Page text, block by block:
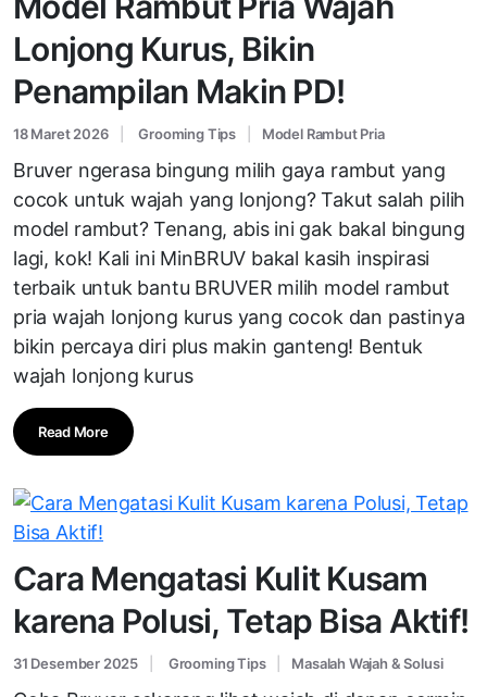
Lonjong Kurus, Bikin
Penampilan Makin PD!
18 Maret 2026 Grooming Tips Model Rambut Pria
Bruver ngerasa bingung milih gaya rambut yang
cocok untuk wajah yang lonjong? Takut salah pilih
model rambut? Tenang, abis ini gak bakal bingung
lagi, kok! Kali ini MinBRUV bakal kasih inspirasi
terbaik untuk bantu BRUVER milih model rambut
pria wajah lonjong kurus yang cocok dan pastinya
bikin percaya diri plus makin ganteng! Bentuk
wajah lonjong kurus
Read More
Cara Mengatasi Kulit Kusam
karena Polusi, Tetap Bisa Aktif!
31 Desember 2025 Grooming Tips Masalah Wajah & Solusi